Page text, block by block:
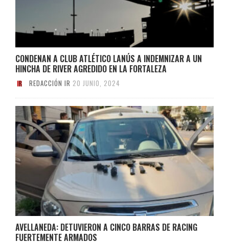
CONDENAN A CLUB ATLÉTICO LANÚS A INDEMNIZAR A UN
HINCHA DE RIVER AGREDIDO EN LA FORTALEZA
REDACCIÓN IR 20 JUNIO, 2024
AVELLANEDA: DETUVIERON A CINCO BARRAS DE RACING
FUERTEMENTE ARMADOS